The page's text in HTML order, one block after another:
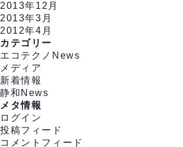
2013年12月
2013年3月
2012年4月
カテゴリー
エコテクノNews
メディア
新着情報
静和News
メタ情報
ログイン
投稿フィード
コメントフィード